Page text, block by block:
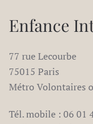
Enfance
77 rue Lecourbe
75015 Paris
Métro Volontaires
Tél. mobile : 06 01